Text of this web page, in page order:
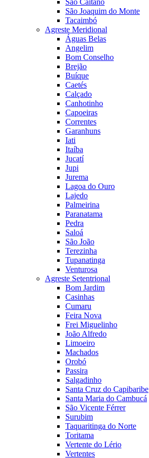
São Caitano
São Joaquim do Monte
Tacaimbó
Agreste Meridional
Águas Belas
Angelim
Bom Conselho
Brejão
Buíque
Caetés
Calçado
Canhotinho
Capoeiras
Correntes
Garanhuns
Iati
Itaíba
Jucatí
Jupi
Jurema
Lagoa do Ouro
Lajedo
Palmeirina
Paranatama
Pedra
Saloá
São João
Terezinha
Tupanatinga
Venturosa
Agreste Setentrional
Bom Jardim
Casinhas
Cumaru
Feira Nova
Frei Miguelinho
João Alfredo
Limoeiro
Machados
Orobó
Passira
Salgadinho
Santa Cruz do Capibaribe
Santa Maria do Cambucá
São Vicente Férrer
Surubim
Taquaritinga do Norte
Toritama
Vertente do Lério
Vertentes